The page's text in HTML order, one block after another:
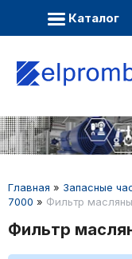
Каталог
Главная » Запасные
7000 » Фильтр
Фильтр